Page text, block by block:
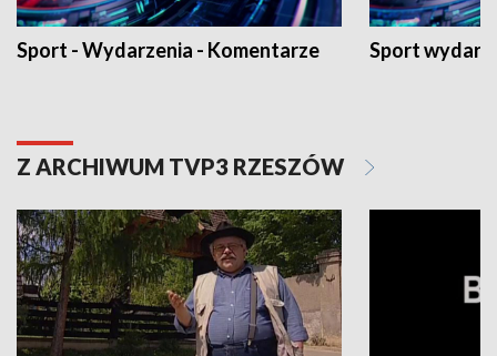
Sport - Wydarzenia - Komentarze Sport
Z ARCHIWUM TVP3 RZESZÓW